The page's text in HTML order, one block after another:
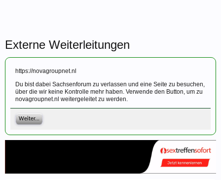
Externe Weiterleitungen
https://novagroupnet.nl
Du bist dabei Sachsenforum zu verlassen und eine Seite zu besuchen,
über die wir keine Kontrolle mehr haben. Verwende den Button, um zu
novagroupnet.nl weitergeleitet zu werden.
Weiter...